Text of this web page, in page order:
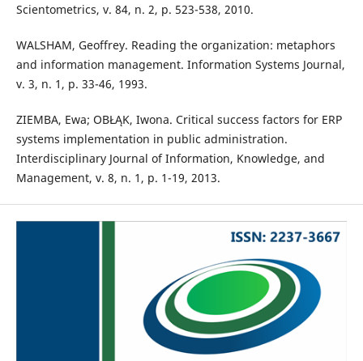
Scientometrics, v. 84, n. 2, p. 523-538, 2010.
WALSHAM, Geoffrey. Reading the organization: metaphors
and information management. Information Systems Journal,
v. 3, n. 1, p. 33-46, 1993.
ZIEMBA, Ewa; OBŁĄK, Iwona. Critical success factors for ERP
systems implementation in public administration.
Interdisciplinary Journal of Information, Knowledge, and
Management, v. 8, n. 1, p. 1-19, 2013.